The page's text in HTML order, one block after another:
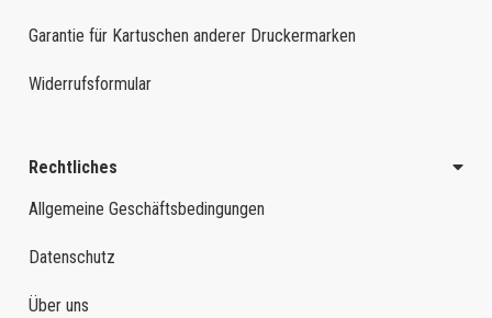
Garantie für Kartuschen anderer Druckermarken
Widerrufsformular
Rechtliches
Allgemeine Geschäftsbedingungen
Datenschutz
Über uns